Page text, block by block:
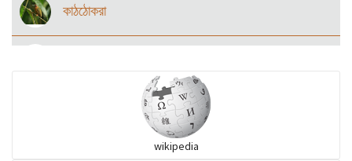
কাঠঠোকরা
কাস্তেচরা - চামচঠুটি
wikipedia